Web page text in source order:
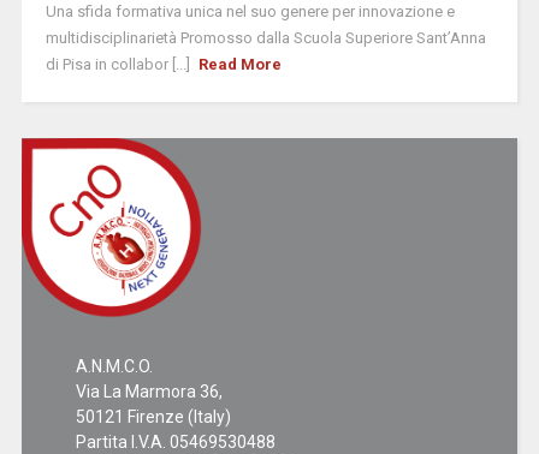
Una sfida formativa unica nel suo genere per innovazione e
multidisciplinarietà Promosso dalla Scuola Superiore Sant’Anna
di Pisa in collabor [...]
Read More
A.N.M.C.O.
Via La Marmora 36,
50121 Firenze (Italy)
Partita I.V.A. 05469530488